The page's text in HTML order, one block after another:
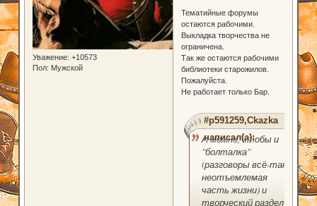
Уважение: +10573
Пол: Мужской
Тематийные форумы
остаются рабочими.
Выкладка творчества не
ограничена.
Так же остаются рабочими
библиотеки старожилов.
Пожалуйста.
Не работает только Бар.
#p591259,Ckazka
написал(а):
А можно, чтобы и
"болталка"
(разговоры всё-таки
неотъемлемая
часть жизни) и
творческий раздел